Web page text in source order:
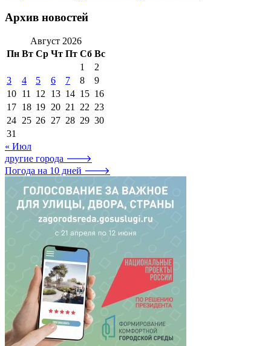
Архив новостей
Август 2026
Пн Вт Ср Чт Пт Сб Вс
1
2
3
4 5 6 7 8
9
10 11 12 13 14 15 16
17 18 19 20 21 22 23
24 25 26 27 28 29 30
31
« Июл
другие города 🡒
Погода на 10 дней 🡒